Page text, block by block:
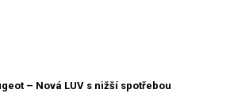
– Nová LUV s nižší spotřebou